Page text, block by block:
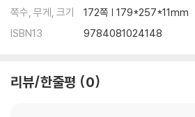
쪽수, 무게, 크기
172쪽 | 179*257*11mm
ISBN13
9784081024148
리뷰/한줄평 0